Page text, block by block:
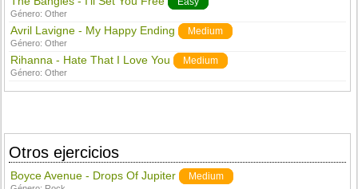
Género:Other
Avril Lavigne - My Happy Ending Medium
Género:Other
Rihanna - Hate That I Love You Medium
Género:Other
Otros ejercicios
Boyce Avenue - Drops Of Jupiter Medium